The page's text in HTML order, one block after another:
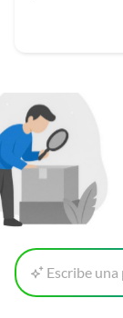
Escribe